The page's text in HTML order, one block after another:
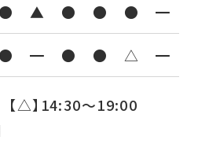
● ▲ ● ● ● ━
● ━ ● ● △ ━
△】14:30〜19:00